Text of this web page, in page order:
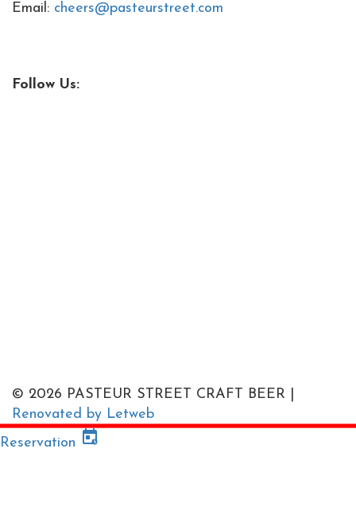
Email: cheers@pasteurstreet.com
Follow Us:
© 2026 PASTEUR STREET CRAFT BEER |
Renovated by Letweb
Reservation